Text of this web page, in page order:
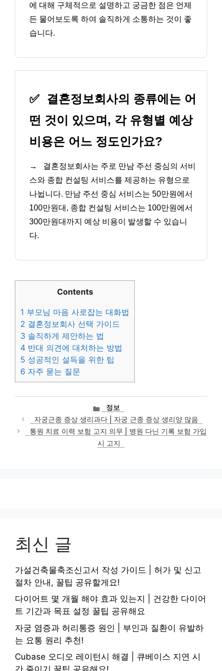
에 대해 구체적으로 설명하고 궁금한 점은 언제
든 물어보도록 하여 솔직하게 소통하는 것이 좋
습니다.
✅
결혼정보회사의 종류에는 어
떤 것이 있으며, 각 유형별 예상
비용은 어느 정도인가요?
→
결혼정보회사는 주로 만남 주선 중심의 서비
스와 종합 컨설팅 서비스를 제공하는 유형으로
나뉩니다. 만남 주선 중심 서비스는 50만원에서
100만원대, 종합 컨설팅 서비스는 100만원에서
300만원대까지 예상 비용이 발생할 수 있습니
다.
Contents
1 부모님 마음 사로잡는 대화법
2 결혼정보회사 선택 가이드
3 솔직하게 제안하는 법
4 반대 의견에 대처하는 방법
5 성공적인 설득을 위한 팁
6 자주 묻는 질문
카
테
고
리
정보
자궁근종 증상 생리과다 | 자궁 근종 증상 생리양 많음
통원 치료 이력 보험 고지 의무 | 병원 다닌 기록 보험 가입
시 고지
최신 글
가설건축물축조신고서 작성 가이드 | 허가 및 신고
절차 안내, 꿀팁 공유할게요!
다이어트 몇 개월 해야 효과 있는지 | 건강한 다이어
트 기간과 목표 설정 꿀팁 공유해요
자궁 염증과 허리통증 원인 | 부인과 질환이 유발하
는 요통 원리 추천!
Cubase 오디오 레이턴시 해결 | 큐베이스 지연 시